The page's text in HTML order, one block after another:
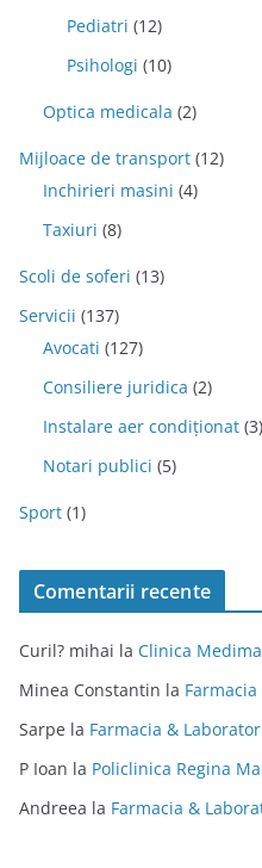
Pediatri (12)
Psihologi (10)
Optica medicala (2)
Mijloace de transport (12)
Inchirieri masini (4)
Taxiuri (8)
Scoli de soferi (13)
Servicii (137)
Avocati (127)
Consiliere juridica (2)
Instalare aer condiționat (3)
Notari publici (5)
Sport (1)
Comentarii recente
Curil? mihai la Clinica
Minea Constantin la
Sarpe la Farmacia &
P Ioan la Policlinica Regina
Andreea la Farmacia &